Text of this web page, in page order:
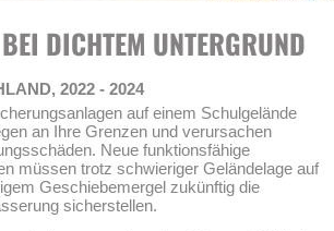
DICHTEM UNTERGRUND
2022 - 2024
auf einem Schulgelände
an Ihre Grenzen und verursachen
Neue funktionsfähige
müssen trotz schwieriger Geländelage auf
Geschiebemergel zukünftig die
sicherstellen.